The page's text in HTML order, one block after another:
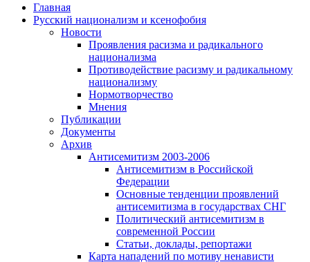
Главная
Русский национализм и ксенофобия
Новости
Проявления расизма и радикального
национализма
Противодействие расизму и радикальному
национализму
Нормотворчество
Мнения
Публикации
Документы
Архив
Антисемитизм 2003-2006
Антисемитизм в Российской
Федерации
Основные тенденции проявлений
антисемитизма в государствах СНГ
Политический антисемитизм в
современной России
Статьи, доклады, репортажи
Карта нападений по мотиву ненависти